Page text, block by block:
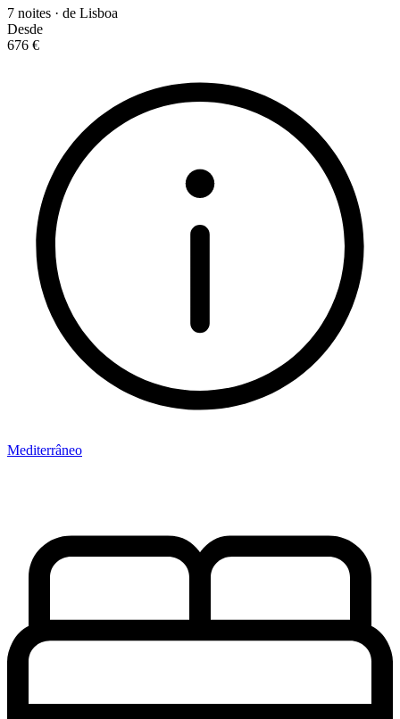
7 noites · de Lisboa
Desde
676 €
Mediterrâneo